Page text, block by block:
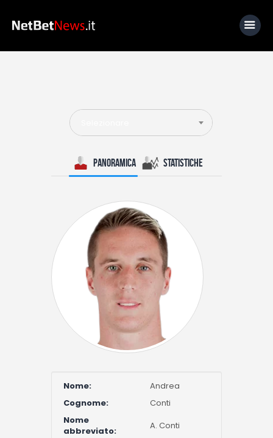
News
Calcio
Basket
Tennis
Lo Sapevi Che
Fantacalcio
I consigli di Giulia
Serie A
Panoramica Statistiche
Nome:
Andrea
Cognome:
Conti
Nome
abbreviato:
A. Conti